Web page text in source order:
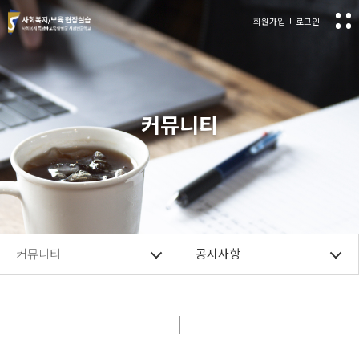
회원가입 로그인
커뮤니티
커뮤니티 공지사항